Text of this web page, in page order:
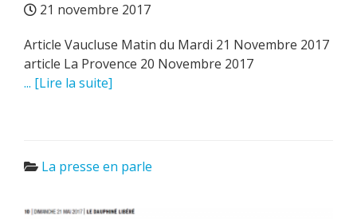
21 novembre 2017
Article Vaucluse Matin du Mardi 21 Novembre 2017
article La Provence 20 Novembre 2017
... [Lire la suite]
La presse en parle